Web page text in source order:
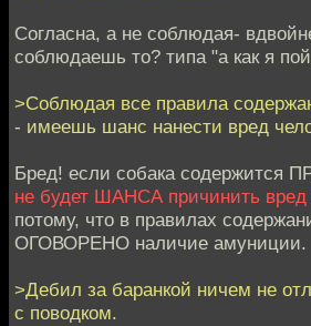
Согласна, а не соблюдая-
соблюдаешь то? типа "а как я
>Соблюдая все правила
- имеешь шанс нанести вред
Бред! если собака содержится
не будет ШАНСА причинить вред
потому, что в правилах
ОГОВОРЕНО наличие амуниции.
>Дебил за баранкой ничем не
с поводком.